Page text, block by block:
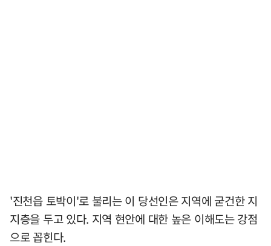
'진천읍 토박이'로 불리는 이 당선인은 지역에 굳건한 지
지층을 두고 있다. 지역 현안에 대한 높은 이해도는 강점
으로 꼽힌다.